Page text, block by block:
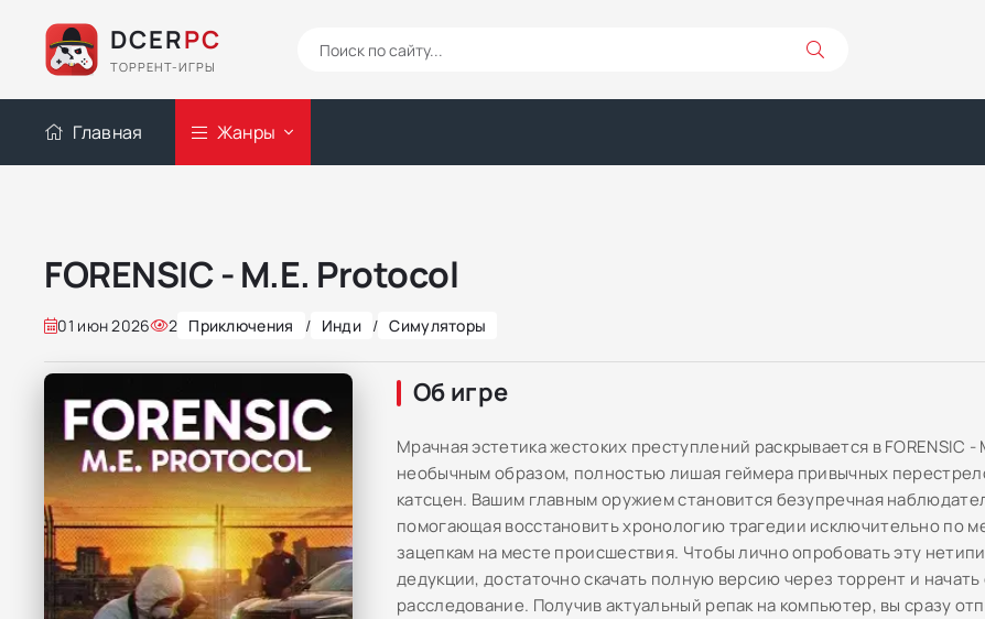
DCERPC
ТОРРЕНТ-ИГРЫ
Главная Жанры
FORENSIC - M.E. Protocol
01 июн 2026 2 Приключения / Инди / Симуляторы
Об игре
Мрачная эстетика жестоких преступлений раскрывается в FORENSIC -
необычным образом, полностью лишая геймера привычных
катсцен. Вашим главным оружием становится безупречная
помогающая восстановить хронологию трагедии исключительно по
зацепкам на месте происшествия. Чтобы лично опробовать эту
дедукции, достаточно скачать полную версию через торрент и
расследование. Получив актуальный репак на компьютер, вы сразу